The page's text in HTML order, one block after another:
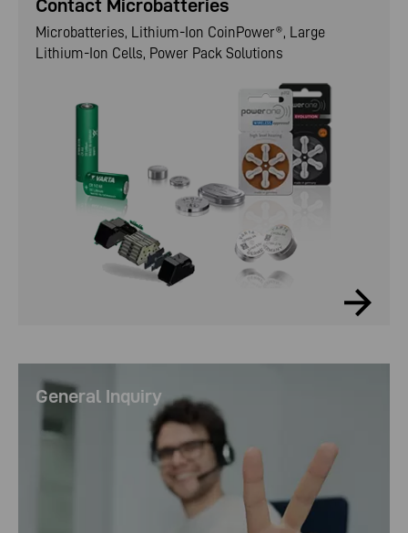
Contact Microbatteries
Microbatteries, Lithium-Ion CoinPower®, Large
Lithium-Ion Cells, Power Pack Solutions
General Inquiry